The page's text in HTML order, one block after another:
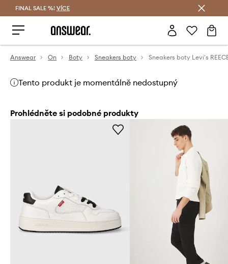
FINAL SALE %! VÍCE
Answear On Boty Sneakers boty Sneakers boty Levi's
Tento produkt je momentálně nedostupný
Prohlédněte si podobné produkty